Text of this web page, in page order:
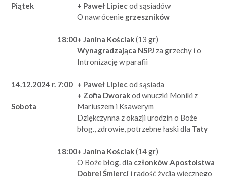
Piątek
+ Paweł Lipiecod sąsiadów
O nawrócenie grzeszników
18:00+ Janina Kościak(13 gr)
Wynagradzająca NSPJ za grzechy i o
Intronizację w parafii
14.12.2024 r.
Sobota
7:00 + Paweł Lipiecod sąsiada
+ Zofia Dworakod wnuczki Moniki z
Mariuszem i Ksawerym
Dziękczynna z okazji urodzin o Boże
błog., zdrowie, potrzebne łaski dla Taty
18:00+ Janina Kościak(14 gr)
O Boże błog. dla członków Apostolstwa
Dobrej Śmierci i radość życia wiecznego